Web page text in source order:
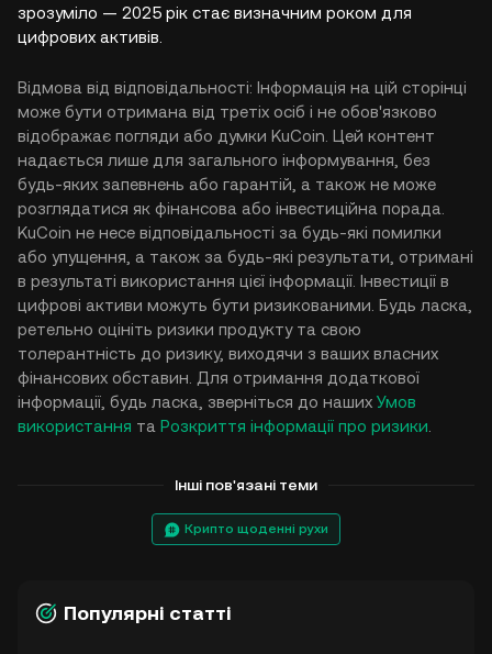
зрозуміло — 2025 рік стає визначним роком для
цифрових активів.
Відмова від відповідальності: Інформація на цій сторінці
може бути отримана від третіх осіб і не обов'язково
відображає погляди або думки KuCoin. Цей контент
надається лише для загального інформування, без
будь-яких запевнень або гарантій, а також не може
розглядатися як фінансова або інвестиційна порада.
KuCoin не несе відповідальності за будь-які помилки
або упущення, а також за будь-які результати, отримані
в результаті використання цієї інформації. Інвестиції в
цифрові активи можуть бути ризикованими. Будь ласка,
ретельно оцініть ризики продукту та свою
толерантність до ризику, виходячи з ваших власних
фінансових обставин. Для отримання додаткової
інформації, будь ласка, зверніться до наших Умов
використання та Розкриття інформації про ризики
Інші пов'язані теми
Крипто щоденні рухи
Популярні статті